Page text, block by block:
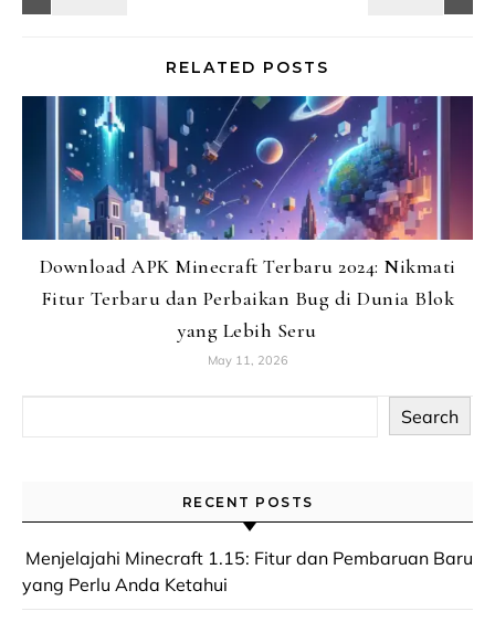
RELATED POSTS
Download APK Minecraft Terbaru 2024: Nikmati
Fitur Terbaru dan Perbaikan Bug di Dunia Blok
yang Lebih Seru
May 11, 2026
Search
RECENT POSTS
Menjelajahi Minecraft 1.15: Fitur dan Pembaruan Baru
yang Perlu Anda Ketahui